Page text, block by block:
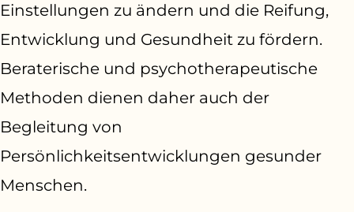
Einstellungen zu ändern und die Reifung,
Entwicklung und Gesundheit zu fördern.
Beraterische und psychotherapeutische
Methoden dienen daher auch der
Begleitung von
Persönlichkeitsentwicklungen gesunder
Menschen.